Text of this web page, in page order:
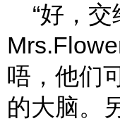
“好，交
唔，他们
的大脑。